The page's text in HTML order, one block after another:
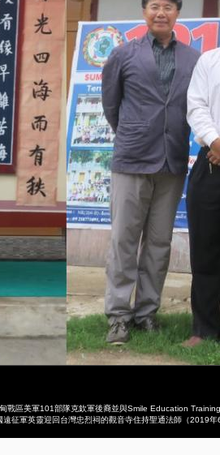
區美軍101部隊克欽軍後裔並與Smile Education
征軍英靈迎回台灣忠烈祠的觀音寺住持聖通法師（2019年6